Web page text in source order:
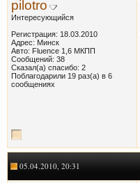
pilotro
Интересующийся
Регистрация: 18.03.2010
Адрес: Минск
Авто: Fluence 1,6 МКПП
Сообщений: 38
Сказал(а) спасибо: 2
Поблагодарили 19 раз(а) в 6
сообщениях
05.04.2010, 20:31